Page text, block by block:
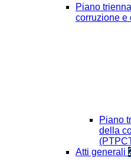
Piano
corruzione e
Piano
della
Atti generali